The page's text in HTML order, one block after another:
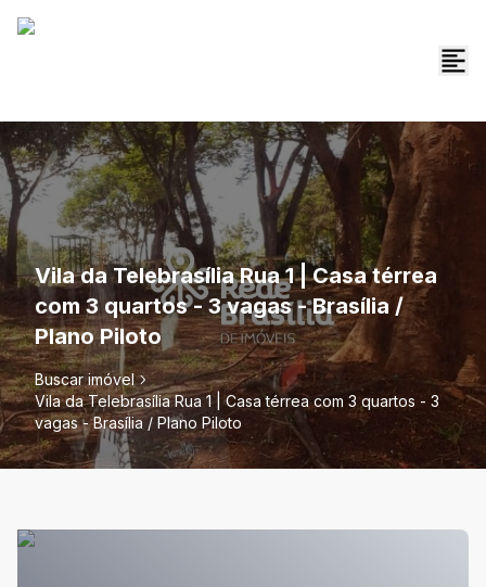
Vila da Telebrasília Rua 1 | Casa térrea
com 3 quartos - 3 vagas - Brasília /
Plano Piloto
Buscar imóvel
Vila da Telebrasília Rua 1 | Casa térrea com 3 quartos - 3
vagas - Brasília / Plano Piloto